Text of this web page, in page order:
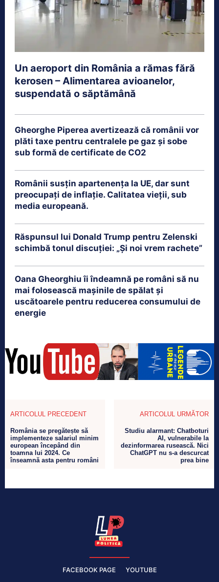
Un aeroport din România a rămas fără
kerosen – Alimentarea avioanelor,
suspendată o săptămână
Gheorghe Piperea avertizează că românii vor
plăti taxe pentru centralele pe gaz și sobe
sub formă de certificate de CO2
Românii susțin apartenența la UE, dar sunt
preocupați de inflație. Calitatea vieții, sub
media europeană.
Răspunsul lui Donald Trump pentru Zelenski
schimbă tonul discuției: „Și noi vrem rachete”
Oana Gheorghiu îi îndeamnă pe români să nu
mai folosească mașinile de spălat și
uscătoarele pentru reducerea consumului de
energie
ARTICOLUL PRECEDENT
România se pregătește să
implementeze salariul minim
european începând din
toamna lui 2024. Ce
înseamnă asta pentru români
ARTICOLUL URMĂTOR
Studiu alarmant: Chatboturi
AI, vulnerabile la
dezinformarea rusească. Nici
ChatGPT nu s-a descurcat
prea bine
FACEBOOK PAGE YOUTUBE